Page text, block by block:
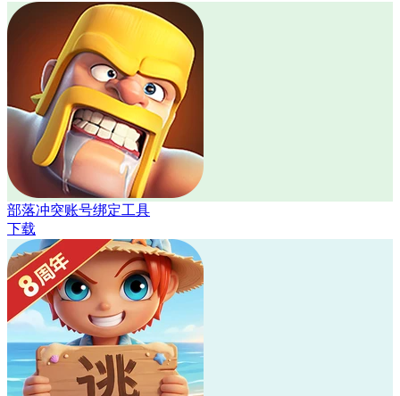
部落冲突账号绑定工具
下载